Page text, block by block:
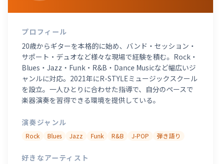
プロフィール
20歳からギターを本格的に始め、バンド・セッション・
サポート・デュオなど様々な現場で経験を積む。Rock・
Blues・Jazz・Funk・R&B・Dance Musicなど幅広いジ
ャンルに対応。2021年にR-STYLEミュージックスクール
を設立。一人ひとりに合わせた指導で、自分のペースで
楽器演奏を習得できる環境を提供している。
演奏ジャンル
Rock Blues Jazz Funk R&B J-POP 弾き語り
好きなアーティスト